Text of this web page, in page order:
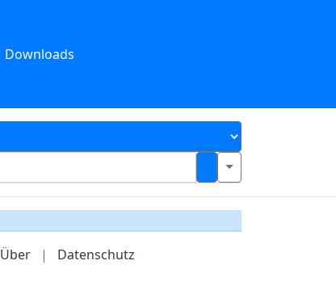
Downloads
Über | Datenschutz